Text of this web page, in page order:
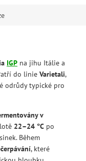
IGP na jihu Itálie a
do linie Varietali,
odrůdy typické pro
v
22–24 °C po
Během
, které